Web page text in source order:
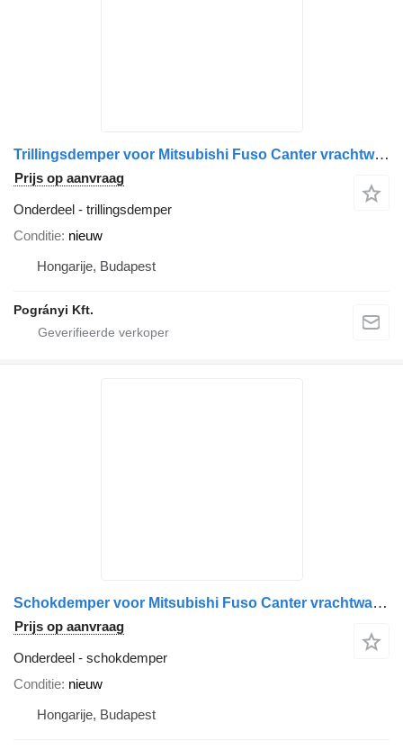
Trillingsdemper voor Mitsubishi Fuso Canter vrachtwagen
Prijs op aanvraag
Onderdeel - trillingsdemper
Conditie nieuw
Hongarije, Budapest
Pogrányi Kft.
Schokdemper voor Mitsubishi Fuso Canter vrachtwagen
Prijs op aanvraag
Onderdeel - schokdemper
Conditie nieuw
Hongarije, Budapest